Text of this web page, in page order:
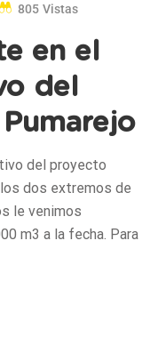
805 Vistas
en el
del
del proyecto
dos extremos de
le venimos
m3 a la fecha. Para